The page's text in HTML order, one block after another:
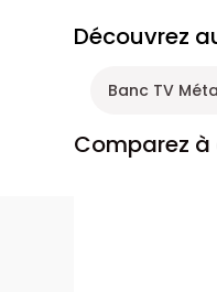
Découvrez
Banc TV
Comparez